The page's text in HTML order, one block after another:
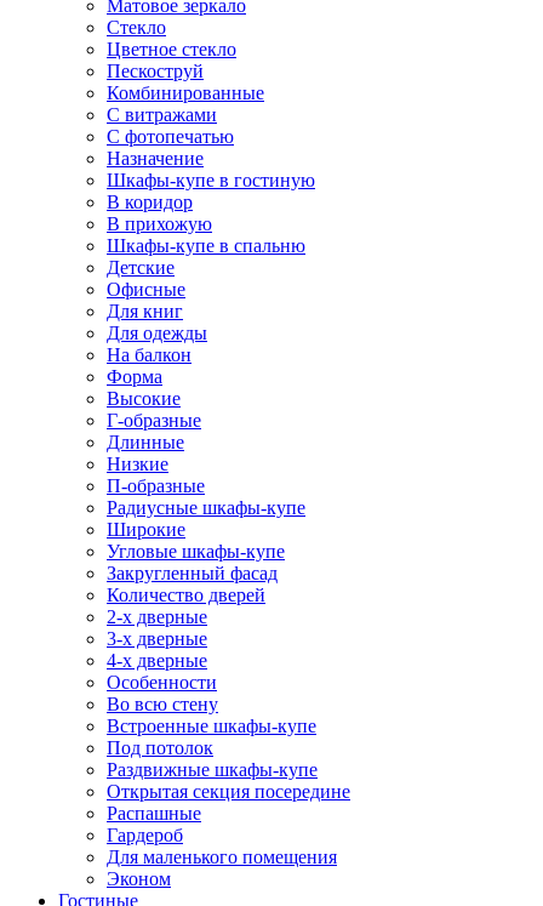
Матовое зеркало
Стекло
Цветное стекло
Пескоструй
Комбинированные
С витражами
С фотопечатью
Назначение
Шкафы-купе в гостиную
В коридор
В прихожую
Шкафы-купе в спальню
Детские
Офисные
Для книг
Для одежды
На балкон
Форма
Высокие
Г-образные
Длинные
Низкие
П-образные
Радиусные шкафы-купе
Широкие
Угловые шкафы-купе
Закругленный фасад
Количество дверей
2-х дверные
3-х дверные
4-х дверные
Особенности
Во всю стену
Встроенные шкафы-купе
Под потолок
Раздвижные шкафы-купе
Открытая секция посередине
Распашные
Гардероб
Для маленького помещения
Эконом
Гостиные